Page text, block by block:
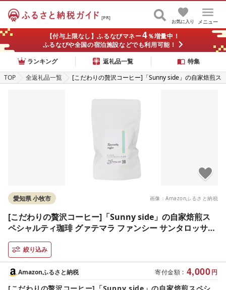
[PR]
メニュー
お気に入り
【付与上限なし】ふるなびマネー4％増量中！
ふるなびや全国の宿泊施設などでも利用可能！
ランキング
返礼品一覧
特集
TOP
全返礼品一覧
[こだわりの贅沢コーヒー]「Sunny side」の自家焙煎ス
SHB (100g) (豆のまま) コーヒー
画像：Amazonふるさと納税
愛知県 小牧市
[こだわりの贅沢コーヒー]「Sunny side」の自家焙煎ス
ペシャルティ珈琲 グァテマラ ファンシー サンタロッサ
SHB (100g) (豆のまま) コーヒー
絞り込み
寄付金額 : 4,000円
Amazonふるさと納税